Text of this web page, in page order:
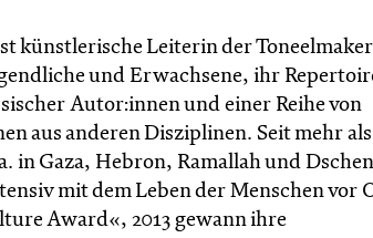
künstlerische Leiterin der
und Erwachsene, ihr
Autor:innen und einer Reihe von
aus anderen Disziplinen. Seit mehr als
in Gaza, Hebron, Ramallah und
mit dem Leben der Menschen vor
Award«, 2013 gewann ihre